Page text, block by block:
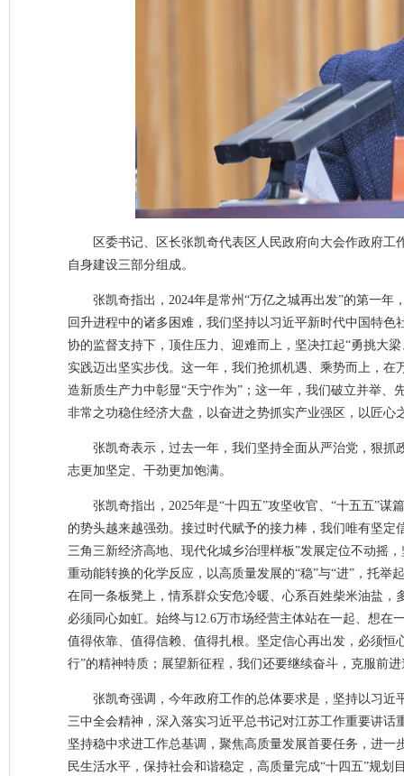
区委书记、区长张凯奇代表区人民政府向大会作政府
自身建设三部分组成。
张凯奇指出，2024年是常州“万亿之城再出发”的第一
回升进程中的诸多困难，我们坚持以习近平新时代中国特
协的监督支持下，顶住压力、迎难而上，坚决扛起“勇挑大
实践迈出坚实步伐。这一年，我们抢抓机遇、乘势而上，
造新质生产力中彰显“天宁作为”；这一年，我们破立并举
非常之功稳住经济大盘，以奋进之势抓实产业强区，以匠
张凯奇表示，过去一年，我们坚持全面从严治党，狠
志更加坚定、干劲更加饱满。
张凯奇指出，2025年是“十四五”攻坚收官、“十五五”
的势头越来越强劲。接过时代赋予的接力棒，我们唯有坚
三角三新经济高地、现代化城乡治理样板”发展定位不动摇
重动能转换的化学反应，以高质量发展的“稳”与“进”，托举
在同一条板凳上，情系群众安危冷暖、心系百姓柴米油盐
必须同心如虹。始终与12.6万市场经营主体站在一起、想
值得依靠、值得信赖、值得扎根。坚定信心再出发，必须
行”的精神特质；展望新征程，我们还要继续奋斗，克服前
张凯奇强调，今年政府工作的总体要求是，坚持以习
三中全会精神，深入落实习近平总书记对江苏工作重要讲
坚持稳中求进工作总基调，聚焦高质量发展首要任务，进
民生活水平，保持社会和谐稳定，高质量完成“十四五”规